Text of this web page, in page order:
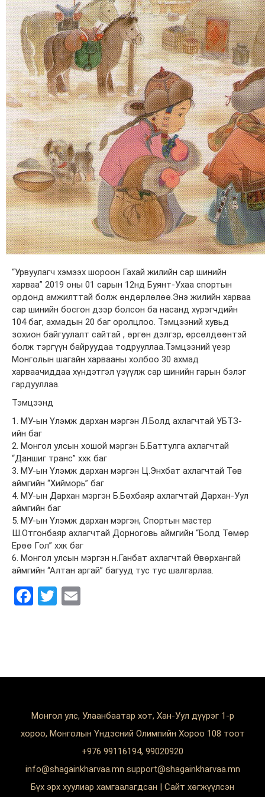
“Урвуулагч хэмээх шороон Гахай жилийн сар шинийн
харваа” 2019 оны 01 сарын 12нд Буянт-Ухаа спортын
ордонд амжилттай болж өндөрлөлөө.Энэ жилийн харваа
сар шинийн босгон дээр болсон ба насанд хүрэгчдийн
104 баг, ахмадын 20 баг оролцлоо. Тэмцээний хувьд
зохион байгуулалт сайтай , өргөн дэлгэр, өрсөлдөөнтэй
болж тэргүүн байруудаа тодрууллаа.Тэмцээний үеэр
Монголын шагайн харвааны холбоо 30 ахмад
харваачиддаа хүндэтгэл үзүүлж сар шинийн гарын бэлэг
гардууллаа.
Тэмцээнд
1. МУ-ын Үлэмж дархан мэргэн Л.Болд ахлагчтай УБТЗ-
ийн баг
2. Монгол улсын хошой мэргэн Б.Баттулга ахлагчтай
“Даншиг транс” ххк баг
3. МУ-ын Үлэмж дархан мэргэн Ц.Энхбат ахлагчтай Төв
аймгийн “Хийморь” баг
4. МУ-ын Дархан мэргэн Б.Бөхбаяр ахлагчтай Дархан-Уул
аймгийн баг
5. МУ-ын Үлэмж дархан мэргэн, Спортын мастер
Ш.Отгонбаяр ахлагчтай Дорноговь аймгийн “Болд Төмөр
Ерөө Гол” ххк баг
6. Монгол улсын мэргэн н.Ганбат ахлагчтай Өвөрхангай
аймгийн “Алтан аргай” багууд тус тус шалгарлаа.
Facebook
Twitter
Монгол улс, Улаанбаатар хот, Хан-Уул дүүрэг 1-р
хороо, Монголын Үндэсний Олимпийн Хороо 108 тоот
+976 99116194, 99020920
info@shagainkharvaa.mn support@shagainkharvaa.mn
Бүх эрх хуулиар хамгаалагдсан | Сайт хөгжүүлсэн